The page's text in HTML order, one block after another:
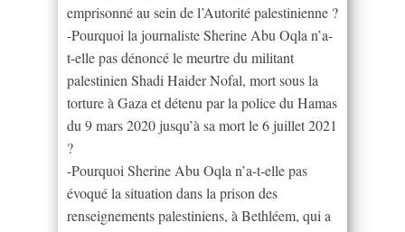
emprisonné au sein de l’Autorité palestinienne ?
-Pourquoi la journaliste Sherine Abu Oqla n’a-
t-elle pas dénoncé le meurtre du militant
palestinien Shadi Haider Nofal, mort sous la
torture à Gaza et détenu par la police du Hamas
du 9 mars 2020 jusqu’à sa mort le 6 juillet 2021
?
-Pourquoi Sherine Abu Oqla n’a-t-elle pas
évoqué la situation dans la prison des
renseignements palestiniens, à Bethléem, qui a